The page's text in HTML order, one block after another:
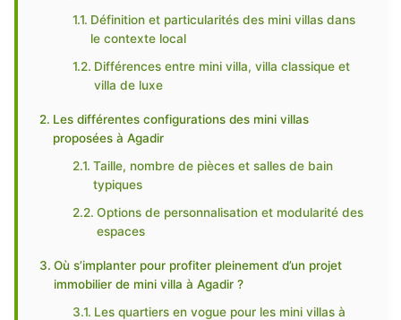
Définition et particularités des mini villas dans
le contexte local
Différences entre mini villa, villa classique et
villa de luxe
Les différentes configurations des mini villas
proposées à Agadir
Taille, nombre de pièces et salles de bain
typiques
Options de personnalisation et modularité des
espaces
Où s’implanter pour profiter pleinement d’un projet
immobilier de mini villa à Agadir ?
Les quartiers en vogue pour les mini villas à